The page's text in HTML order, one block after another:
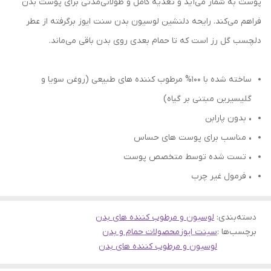
فراهم می‌کند. رایحه دلنشین لوسیون بدن سنت ایوز برگرفته از عطر
دلچسب گل رز است که تا حمام بعدی روی بدن باقی می‌ماند.
ساخته شده با ۱۰۰% مرطوب کننده های طبیعی (روغن سویا و
گلیسیرین مبتنی بر گیاه)
• بدون پارابن
• مناسب برای پوست های حساس
• تست شده توسط متخصص پوست
• فرمول غیر چرب
دسته‌بندی: لوسیون و مرطوب کننده های بدن
برچسب‌ها :سینت ایوزمحصولات حمام و بدن
لوسیون و مرطوب کننده های بدن